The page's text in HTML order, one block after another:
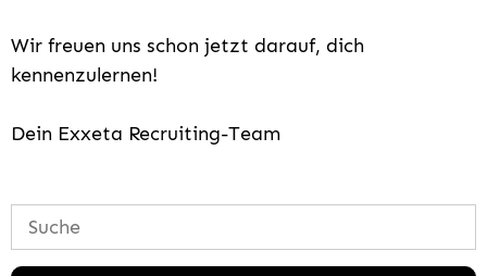
Wir freuen uns schon jetzt darauf, dich
kennenzulernen!
Dein Exxeta Recruiting-Team